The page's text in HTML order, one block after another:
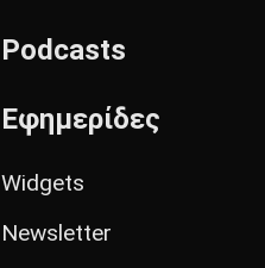
Podcasts
Εφημερίδες
Widgets
Newsletter